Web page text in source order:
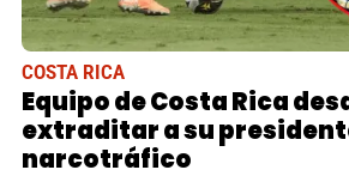
COSTA RICA
Equipo de Costa Rica
extraditar a su
narcotráfico